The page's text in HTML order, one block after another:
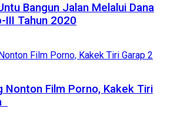
Bangun Jalan Melalui Dana
III Tahun 2020
Nonton Film Porno, Kakek Tiri